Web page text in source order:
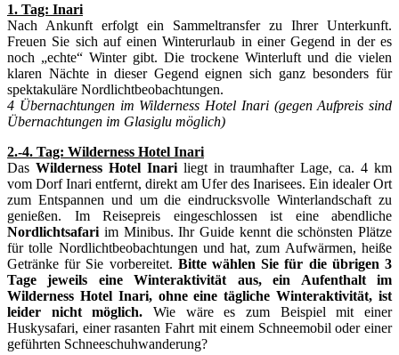
1. Tag: Inari
Nach Ankunft erfolgt ein Sammeltransfer zu Ihrer Unterkunft.
Freuen Sie sich auf einen Winterurlaub in einer Gegend in der es
noch „echte“ Winter gibt. Die trockene Winterluft und die vielen
klaren Nächte in dieser Gegend eignen sich ganz besonders für
spektakuläre Nordlichtbeobachtungen.
4 Übernachtungen im Wilderness Hotel Inari (gegen Aufpreis sind
Übernachtungen im Glasiglu möglich)
2.-4. Tag: Wilderness Hotel Inari
Das Wilderness Hotel Inariliegt in traumhafter Lage, ca. 4 km
vom Dorf Inari entfernt, direkt am Ufer des Inarisees. Ein idealer Ort
zum Entspannen und um die eindrucksvolle Winterlandschaft zu
genießen. Im Reisepreis eingeschlossen ist eine abendliche
Nordlichtsafari im Minibus. Ihr Guide kennt die schönsten Plätze
für tolle Nordlichtbeobachtungen und hat, zum Aufwärmen, heiße
Getränke für Sie vorbereitet. Bitte wählen Sie für die übrigen 3
Tage jeweils eine Winteraktivität aus, ein Aufenthalt im
Wilderness Hotel Inari, ohne eine tägliche Winteraktivität, ist
leider nicht möglich. Wie wäre es zum Beispiel mit einer
Huskysafari, einer rasanten Fahrt mit einem Schneemobil oder einer
geführten Schneeschuhwanderung?